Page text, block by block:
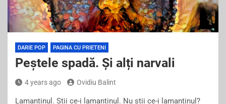
DARIE POP PAGINA CU PRIETENI
Peștele spadă. Și alți narvali
4 years ago Ovidiu Balint
Lamantinul. Știi ce-i lamantinul. Nu știi ce-i lamantinul?